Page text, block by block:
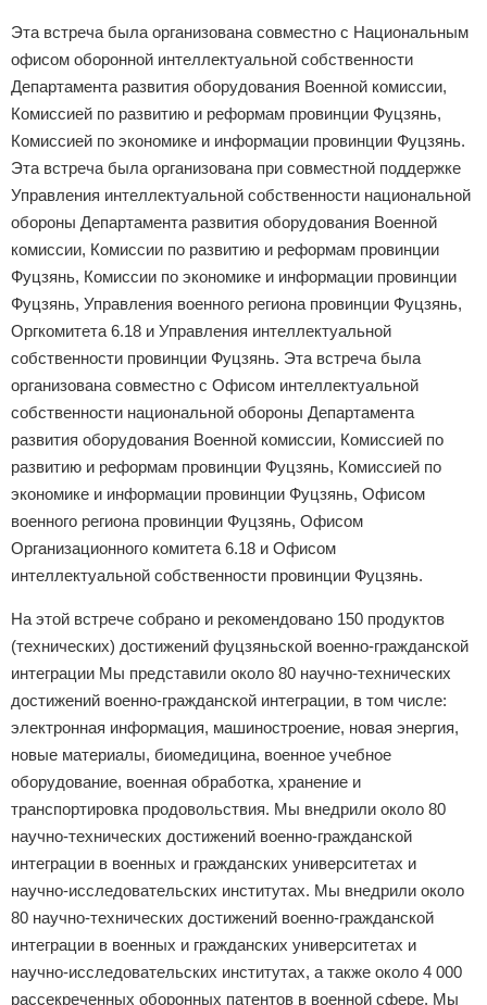
Эта встреча была организована совместно с Национальным
офисом оборонной интеллектуальной собственности
Департамента развития оборудования Военной комиссии,
Комиссией по развитию и реформам провинции Фуцзянь,
Комиссией по экономике и информации провинции Фуцзянь.
Эта встреча была организована при совместной поддержке
Управления интеллектуальной собственности национальной
обороны Департамента развития оборудования Военной
комиссии, Комиссии по развитию и реформам провинции
Фуцзянь, Комиссии по экономике и информации провинции
Фуцзянь, Управления военного региона провинции Фуцзянь,
Оргкомитета 6.18 и Управления интеллектуальной
собственности провинции Фуцзянь. Эта встреча была
организована совместно с Офисом интеллектуальной
собственности национальной обороны Департамента
развития оборудования Военной комиссии, Комиссией по
развитию и реформам провинции Фуцзянь, Комиссией по
экономике и информации провинции Фуцзянь, Офисом
военного региона провинции Фуцзянь, Офисом
Организационного комитета 6.18 и Офисом
интеллектуальной собственности провинции Фуцзянь.
На этой встрече собрано и рекомендовано 150 продуктов
(технических) достижений фуцзяньской военно-гражданской
интеграции Мы представили около 80 научно-технических
достижений военно-гражданской интеграции, в том числе:
электронная информация, машиностроение, новая энергия,
новые материалы, биомедицина, военное учебное
оборудование, военная обработка, хранение и
транспортировка продовольствия. Мы внедрили около 80
научно-технических достижений военно-гражданской
интеграции в военных и гражданских университетах и
научно-исследовательских институтах. Мы внедрили около
80 научно-технических достижений военно-гражданской
интеграции в военных и гражданских университетах и
научно-исследовательских институтах, а также около 4 000
рассекреченных оборонных патентов в военной сфере. Мы